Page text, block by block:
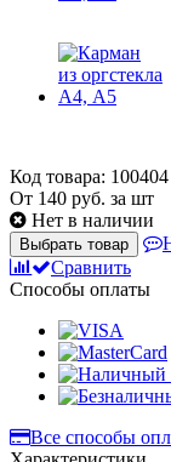
Код товара: 100404
От 140 руб. за шт
Нет в наличии
Выбрать товар
Сравнить
Способы оплаты
Все способы